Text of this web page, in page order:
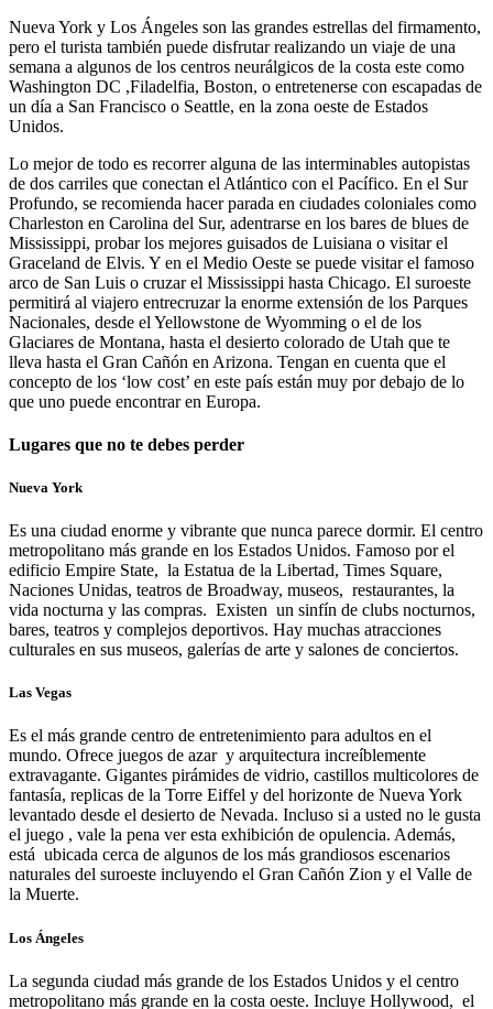
Nueva York y Los Ángeles son las grandes estrellas del firmamento,
pero el turista también puede disfrutar realizando un viaje de una
semana a algunos de los centros neurálgicos de la costa este como
Washington DC ,Filadelfia, Boston, o entretenerse con escapadas de
un día a San Francisco o Seattle, en la zona oeste de Estados
Unidos.
Lo mejor de todo es recorrer alguna de las interminables autopistas
de dos carriles que conectan el Atlántico con el Pacífico. En el Sur
Profundo, se recomienda hacer parada en ciudades coloniales como
Charleston en Carolina del Sur, adentrarse en los bares de blues de
Mississippi, probar los mejores guisados de Luisiana o visitar el
Graceland de Elvis. Y en el Medio Oeste se puede visitar el famoso
arco de San Luis o cruzar el Mississippi hasta Chicago. El suroeste
permitirá al viajero entrecruzar la enorme extensión de los Parques
Nacionales, desde el Yellowstone de Wyomming o el de los
Glaciares de Montana, hasta el desierto colorado de Utah que te
lleva hasta el Gran Cañón en Arizona. Tengan en cuenta que el
concepto de los ‘low cost’ en este país están muy por debajo de lo
que uno puede encontrar en Europa.
Lugares que no te debes perder
Nueva York
Es una ciudad enorme y vibrante que nunca parece dormir. El centro
metropolitano más grande en los Estados Unidos. Famoso por el
edificio Empire State, la Estatua de la Libertad, Times Square,
Naciones Unidas, teatros de Broadway, museos, restaurantes, la
vida nocturna y las compras. Existen un sinfín de clubs nocturnos,
bares, teatros y complejos deportivos. Hay muchas atracciones
culturales en sus museos, galerías de arte y salones de conciertos.
Las Vegas
Es el más grande centro de entretenimiento para adultos en el
mundo. Ofrece juegos de azar y arquitectura increíblemente
extravagante. Gigantes pirámides de vidrio, castillos multicolores de
fantasía, replicas de la Torre Eiffel y del horizonte de Nueva York
levantado desde el desierto de Nevada. Incluso si a usted no le gusta
el juego , vale la pena ver esta exhibición de opulencia. Además,
está ubicada cerca de algunos de los más grandiosos escenarios
naturales del suroeste incluyendo el Gran Cañón Zion y el Valle de
la Muerte.
Los Ángeles
La segunda ciudad más grande de los Estados Unidos y el centro
metropolitano más grande en la costa oeste. Incluye Hollywood, el